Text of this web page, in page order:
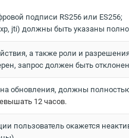
подписи RS256 или ES256;
jti) должны быть указаны
а также роли и
запрос должен быть
обновления, должны
12 часов.
пользователь окажется